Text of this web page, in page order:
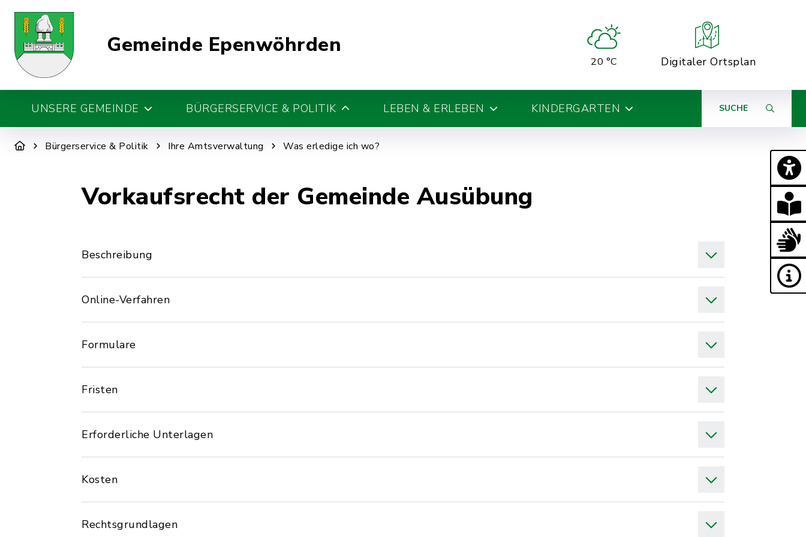
Gemeinde Epenwöhrden
20 °C Digitaler Ortsplan
UNSERE GEMEINDE BÜRGERSERVICE & POLITIK LEBEN & ERLEBEN KINDERGARTEN SUCHE
Bürgerservice & Politik Ihre Amtsverwaltung Was erledige ich wo?
Vorkaufsrecht der Gemeinde Ausübung
Beschreibung
Online-Verfahren
Formulare
Fristen
Erforderliche Unterlagen
Kosten
Rechtsgrundlagen